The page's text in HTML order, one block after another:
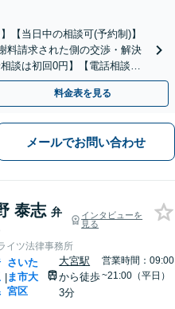
【当日中の相談可(予約制)】
料請求された側の交渉・解決
談は初回0円】【電話相談で
料金表を見る
メールでお問い合わせ
泰志 弁
インタビューを
見る
イツ法律事務所
|
さいた
ま市大
宮区
大宮駅
から徒歩
3分
営業時間：09:00
~21:00（平日）